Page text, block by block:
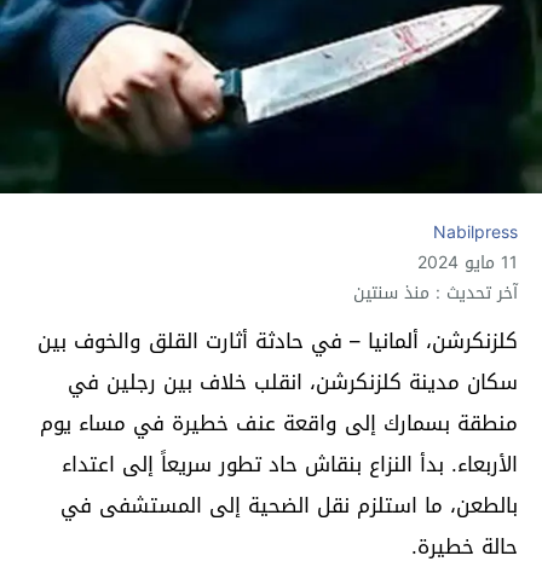
Nabilpress
11 مايو 2024
آخر تحديث : منذ سنتين
كلزنكرشن، ألمانيا – في حادثة أثارت القلق والخوف بين
سكان مدينة كلزنكرشن، انقلب خلاف بين رجلين في
منطقة بسمارك إلى واقعة عنف خطيرة في مساء يوم
الأربعاء. بدأ النزاع بنقاش حاد تطور سريعاً إلى اعتداء
بالطعن، ما استلزم نقل الضحية إلى المستشفى في
حالة خطيرة.